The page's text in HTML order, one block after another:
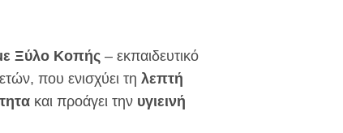
Ξύλο Κοπής – εκπαιδευτικό
που ενισχύει τη λεπτή
και προάγει την υγιεινή